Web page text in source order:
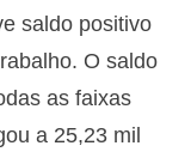
saldo positivo
O saldo
as faixas
a 25,23 mil